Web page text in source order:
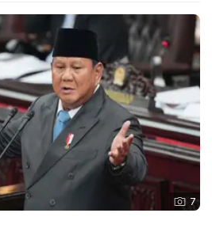
7